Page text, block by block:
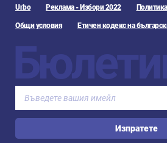
Urbo Реклама - Избори 2022
Общи условия Етичен кодекс на
Изпратете